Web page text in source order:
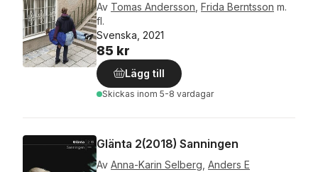
Av Tomas Andersson Frida Berntsson m.
fl.
Svenska, 2021
85 kr
Lägg till
Skickas inom 5-8 vardagar
Glänta 2(2018) Sanningen
Av Anna-Karin Selberg Anders E